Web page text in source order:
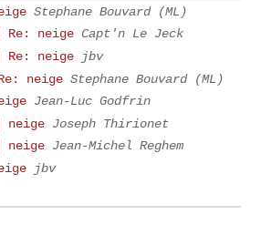
Stephane Bouvard (ML)
Re: neige Capt'n Le Jeck
Re: neige
jbv
neige Stephane Bouvard (ML)
Jean-Luc Godfrin
neige Joseph Thirionet
neige Jean-Michel Reghem
jbv